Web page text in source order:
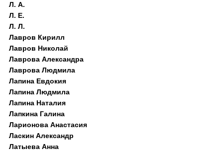
Л. А.
Л. Е.
Л. Л.
Лавров Кирилл
Лавров Николай
Лаврова Александра
Лаврова Людмила
Лапина Евдокия
Лапина Людмила
Лапина Наталия
Лапкина Галина
Ларионова Анастасия
Ласкин Александр
Латыева Анна